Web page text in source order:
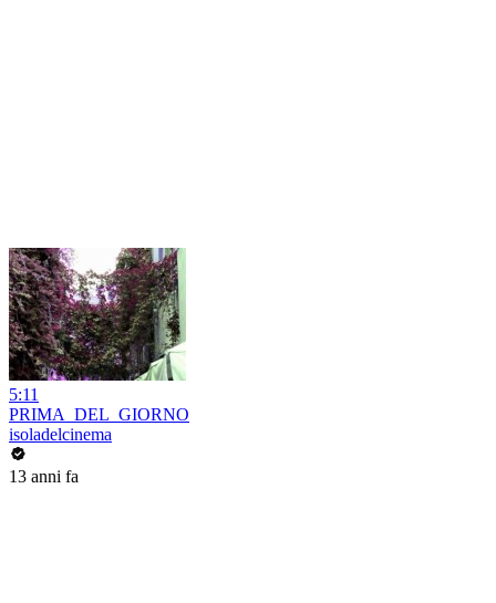
5:11
PRIMA_DEL_GIORNO
isoladelcinema
13 anni fa